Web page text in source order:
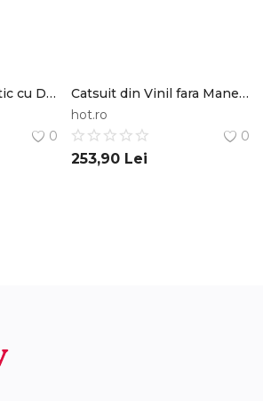
Bodystocking Elastic cu Decupaje Rotunde Negru S/M/L Obsessive
0
Catsuit din Vinil fara Maneci, Rosu, XS Black Level
hot.ro
0
253,90 Lei